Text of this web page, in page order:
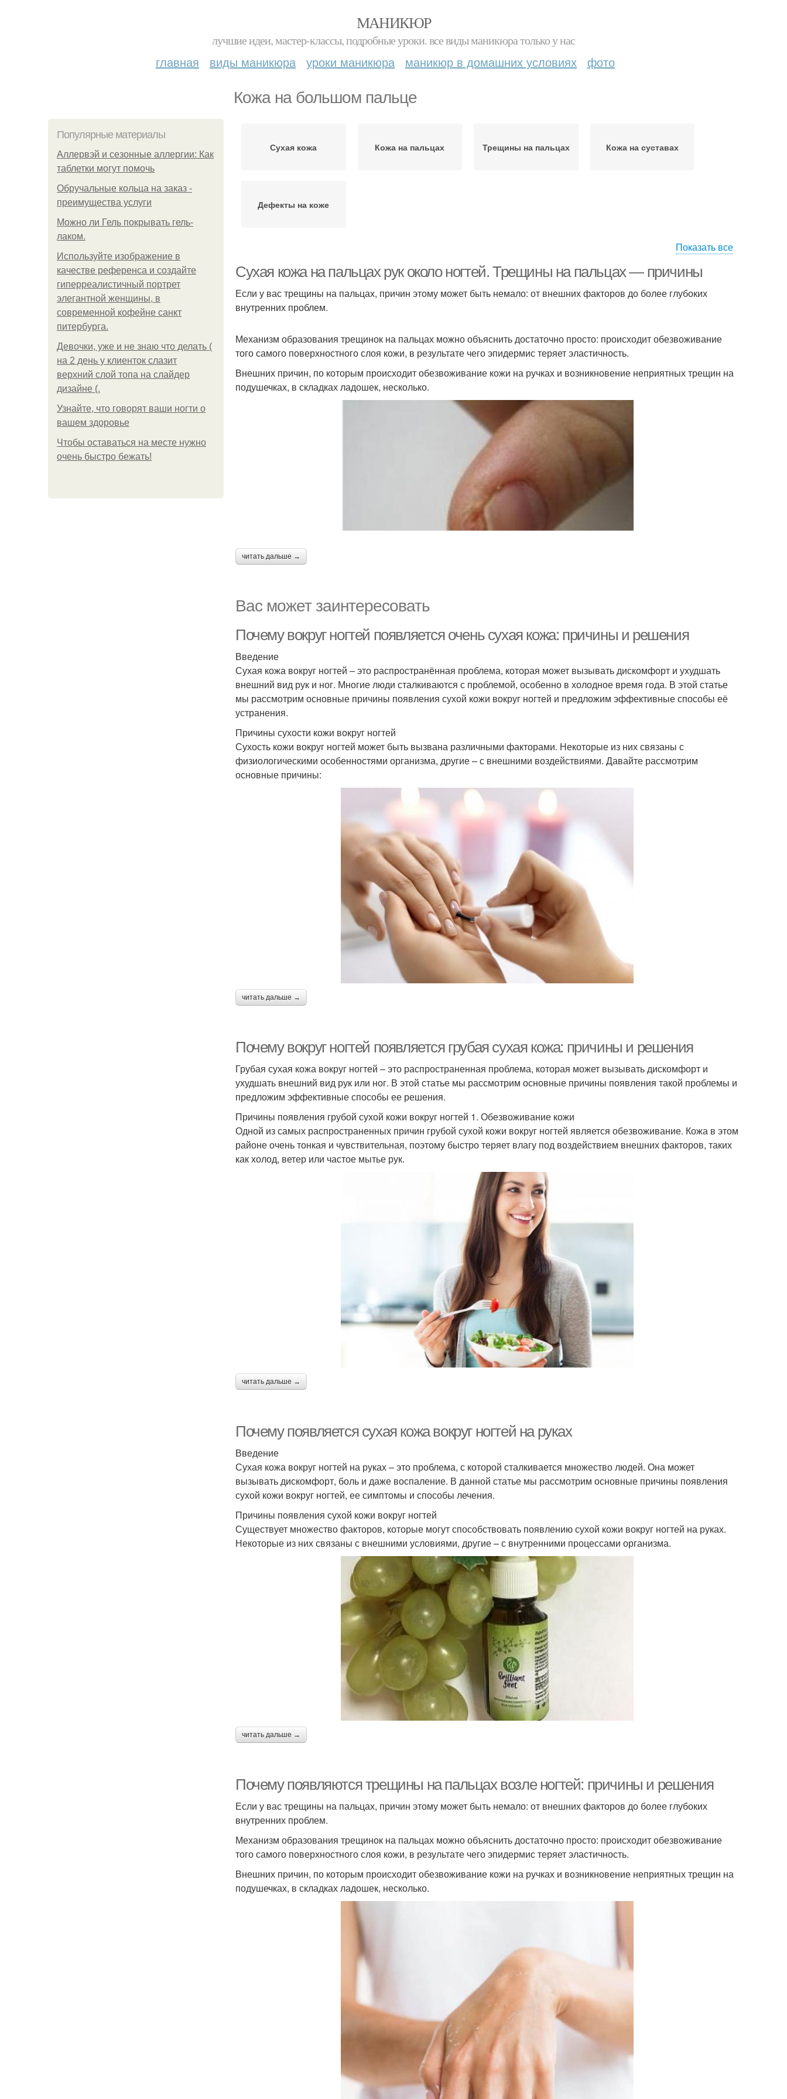
МАНИКЮР
лучшие идеи, мастер-классы, подробные уроки. все виды маникюра только у нас
главная виды маникюра уроки маникюра маникюр в домашних условиях фото
Кожа на большом пальце
Популярные материалы
Аллервэй и сезонные аллергии: Как
таблетки могут помочь
Обручальные кольца на заказ -
преимущества услуги
Можно ли Гель покрывать гель-
лаком.
Используйте изображение в
качестве референса и создайте
гиперреалистичный портрет
элегантной женщины, в
современной кофейне санкт
питербурга.
Девочки, уже и не знаю что делать (
на 2 день у клиенток слазит
верхний слой топа на слайдер
дизайне (.
Узнайте, что говорят ваши ногти о
вашем здоровье
Чтобы оставаться на месте нужно
очень быстро бежать!
Сухая кожа Кожа на пальцах Трещины на пальцах Кожа на суставах
Дефекты на коже
Показать все
Сухая кожа на пальцах рук около ногтей. Трещины на пальцах — причины
Если у вас трещины на пальцах, причин этому может быть немало: от внешних факторов до более глубоких
внутренних проблем.
Механизм образования трещинок на пальцах можно объяснить достаточно просто: происходит обезвоживание
того самого поверхностного слоя кожи, в результате чего эпидермис теряет эластичность.
Внешних причин, по которым происходит обезвоживание кожи на ручках и возникновение неприятных трещин на
подушечках, в складках ладошек, несколько.
читать дальше →
Вас может заинтересовать
Почему вокруг ногтей появляется очень сухая кожа: причины и решения
Введение
Сухая кожа вокруг ногтей – это распространённая проблема, которая может вызывать дискомфорт и ухудшать
внешний вид рук и ног. Многие люди сталкиваются с проблемой, особенно в холодное время года. В этой статье
мы рассмотрим основные причины появления сухой кожи вокруг ногтей и предложим эффективные способы её
устранения.
Причины сухости кожи вокруг ногтей
Сухость кожи вокруг ногтей может быть вызвана различными факторами. Некоторые из них связаны с
физиологическими особенностями организма, другие – с внешними воздействиями. Давайте рассмотрим
основные причины:
читать дальше →
Почему вокруг ногтей появляется грубая сухая кожа: причины и решения
Грубая сухая кожа вокруг ногтей – это распространенная проблема, которая может вызывать дискомфорт и
ухудшать внешний вид рук или ног. В этой статье мы рассмотрим основные причины появления такой проблемы и
предложим эффективные способы ее решения.
Причины появления грубой сухой кожи вокруг ногтей 1. Обезвоживание кожи
Одной из самых распространенных причин грубой сухой кожи вокруг ногтей является обезвоживание. Кожа в этом
районе очень тонкая и чувствительная, поэтому быстро теряет влагу под воздействием внешних факторов, таких
как холод, ветер или частое мытье рук.
читать дальше →
Почему появляется сухая кожа вокруг ногтей на руках
Введение
Сухая кожа вокруг ногтей на руках – это проблема, с которой сталкивается множество людей. Она может
вызывать дискомфорт, боль и даже воспаление. В данной статье мы рассмотрим основные причины появления
сухой кожи вокруг ногтей, ее симптомы и способы лечения.
Причины появления сухой кожи вокруг ногтей
Существует множество факторов, которые могут способствовать появлению сухой кожи вокруг ногтей на руках.
Некоторые из них связаны с внешними условиями, другие – с внутренними процессами организма.
читать дальше →
Почему появляются трещины на пальцах возле ногтей: причины и решения
Если у вас трещины на пальцах, причин этому может быть немало: от внешних факторов до более глубоких
внутренних проблем.
Механизм образования трещинок на пальцах можно объяснить достаточно просто: происходит обезвоживание
того самого поверхностного слоя кожи, в результате чего эпидермис теряет эластичность.
Внешних причин, по которым происходит обезвоживание кожи на ручках и возникновение неприятных трещин на
подушечках, в складках ладошек, несколько.